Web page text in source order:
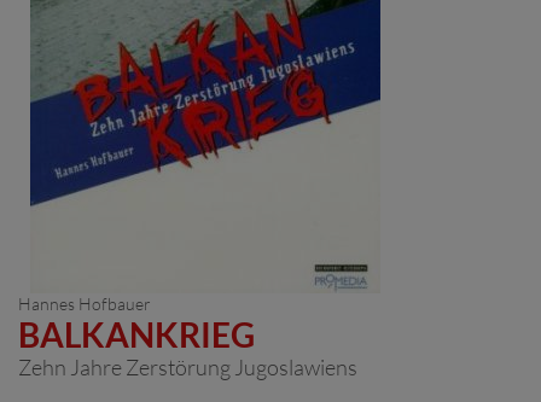
Hannes Hofbauer
BALKANKRIEG
Zehn Jahre Zerstörung Jugoslawiens